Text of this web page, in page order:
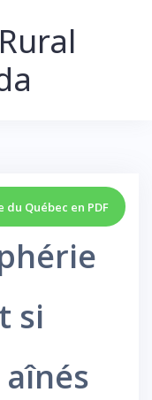
Québec en PDF
si
aînés